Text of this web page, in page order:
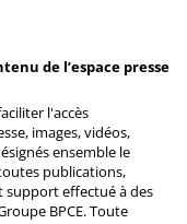
de l’espace presse
l'accès
images, vidéos,
ensemble le
publications,
support effectué à des
BPCE. Toute